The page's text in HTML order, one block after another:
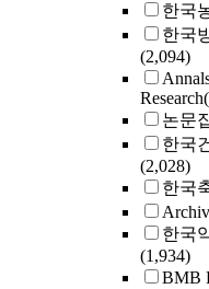
한국
한국
(2,094)
논문
한국
(2,028)
한국
한국
(1,934)
BMB